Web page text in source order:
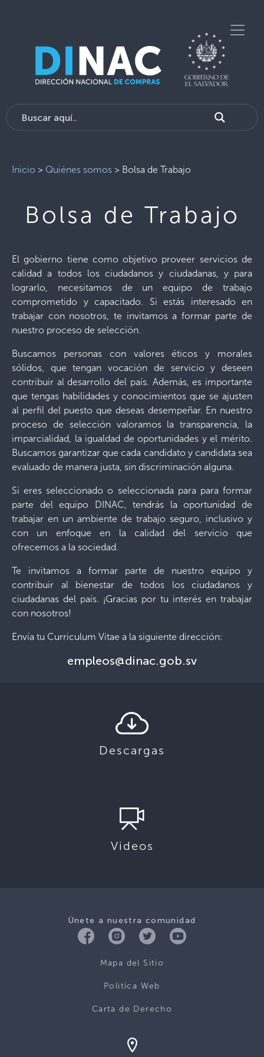
Inicio > Quiénes somos > Bolsa de Trabajo
Bolsa de Trabajo
El gobierno tiene como objetivo proveer servicios de
calidad a todos los ciudadanos y ciudadanas, y para
lograrlo, necesitamos de un equipo de trabajo
comprometido y capacitado. Si estás interesado en
trabajar con nosotros, te invitamos a formar parte de
nuestro proceso de selección.
Buscamos personas con valores éticos y morales
sólidos, que tengan vocación de servicio y deseen
contribuir al desarrollo del país. Además, es importante
que tengas habilidades y conocimientos que se ajusten
al perfil del puesto que deseas desempeñar. En nuestro
proceso de selección valoramos la transparencia, la
imparcialidad, la igualdad de oportunidades y el mérito.
Buscamos garantizar que cada candidato y candidata sea
evaluado de manera justa, sin discriminación alguna.
Si eres seleccionado o seleccionada para para formar
parte del equipo DINAC, tendrás la oportunidad de
trabajar en un ambiente de trabajo seguro, inclusivo y
con un enfoque en la calidad del servicio que
ofrecemos a la sociedad.
Te invitamos a formar parte de nuestro equipo y
contribuir al bienestar de todos los ciudadanos y
ciudadanas del país. ¡Gracias por tu interés en trabajar
con nosotros!
Envía tu Curriculum Vitae a la siguiente dirección:
empleos@dinac.gob.sv
Descargas
Videos
Únete a nuestra comunidad
Mapa del Sitio
Politica Web
Carta de Derecho